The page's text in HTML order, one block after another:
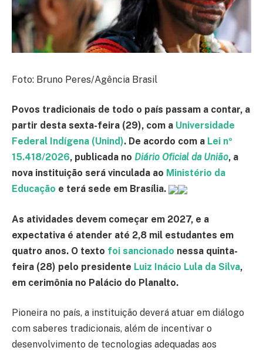
Foto: Bruno Peres/Agência Brasil
Povos tradicionais de todo o país passam a contar, a
partir desta sexta-feira (29), com a Universidade
Federal Indígena (Unind). De acordo com a Lei nº
15.418/2026, publicada no Diário Oficial da União, a
nova instituição será vinculada ao Ministério da
Educação e terá sede em Brasília.
As atividades devem começar em 2027, e a
expectativa é atender até 2,8 mil estudantes em
quatro anos. O texto foi sancionado nessa quinta-
feira (28) pelo presidente Luiz Inácio Lula da Silva,
em cerimônia no Palácio do Planalto.
Pioneira no país, a instituição deverá atuar em diálogo
com saberes tradicionais, além de incentivar o
desenvolvimento de tecnologias adequadas aos